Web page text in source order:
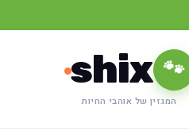
🐾
shix
המגזין של אוהבי החיות